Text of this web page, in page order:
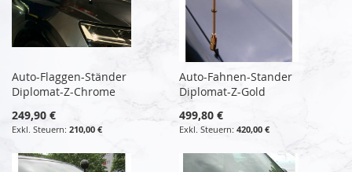
Auto-Flaggen-Ständer
Diplomat-Z-Chrome
249,90 €
210,00 €
Auto-Fahnen-Stander
Diplomat-Z-Gold
499,80 €
420,00 €